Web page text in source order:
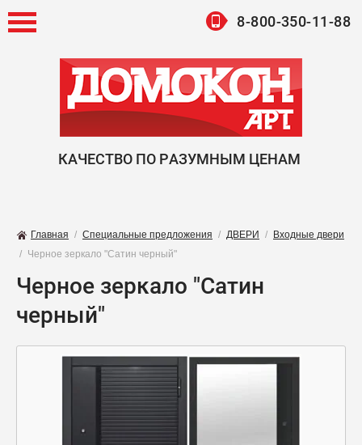
8-800-350-11-88
КАЧЕСТВО ПО РАЗУМНЫМ ЦЕНАМ
Главная / Специальные предложения / ДВЕРИ /
Входные двери
/ Черное зеркало "Сатин черный"
Черное зеркало "Сатин
черный"